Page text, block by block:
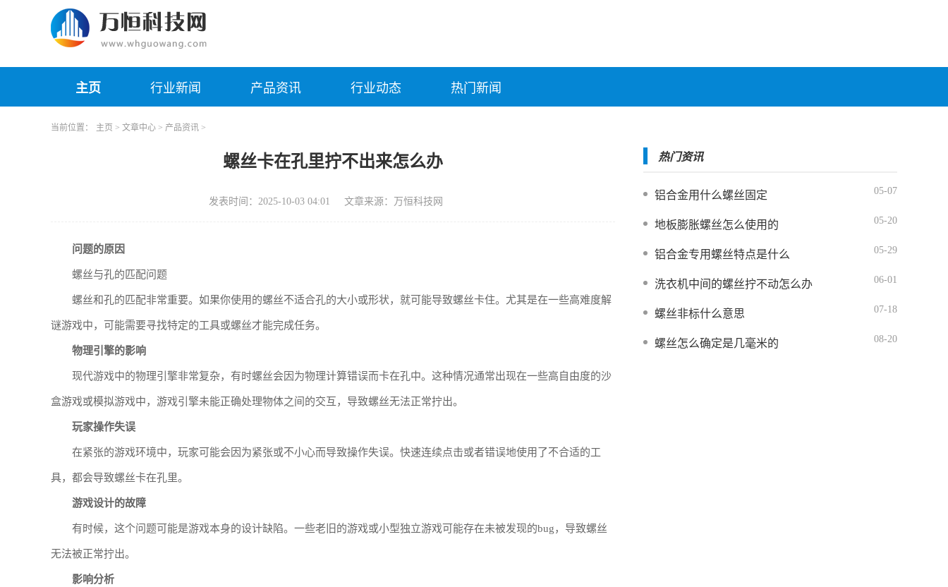
主页 行业新闻 产品资讯 行业动态 热门新闻
当前位置： 主页 > 文章中心 > 产品资讯 >
螺丝卡在孔里拧不出来怎么办
发表时间：2025-10-03 04:01 文章来源：万恒科技网
问题的原因
螺丝与孔的匹配问题
螺丝和孔的匹配非常重要。如果你使用的螺丝不适合孔的大小或形状，就可能导致螺丝卡住。尤其是在一些高难度解
谜游戏中，可能需要寻找特定的工具或螺丝才能完成任务。
物理引擎的影响
现代游戏中的物理引擎非常复杂，有时螺丝会因为物理计算错误而卡在孔中。这种情况通常出现在一些高自由度的沙
盒游戏或模拟游戏中，游戏引擎未能正确处理物体之间的交互，导致螺丝无法正常拧出。
玩家操作失误
在紧张的游戏环境中，玩家可能会因为紧张或不小心而导致操作失误。快速连续点击或者错误地使用了不合适的工
具，都会导致螺丝卡在孔里。
游戏设计的故障
有时候，这个问题可能是游戏本身的设计缺陷。一些老旧的游戏或小型独立游戏可能存在未被发现的bug，导致螺丝
无法被正常拧出。
影响分析
热门资讯
铝合金用什么螺丝固定 05-07
地板膨胀螺丝怎么使用的 05-20
铝合金专用螺丝特点是什么 05-29
洗衣机中间的螺丝拧不动怎么办 06-01
螺丝非标什么意思 07-18
螺丝怎么确定是几毫米的 08-20